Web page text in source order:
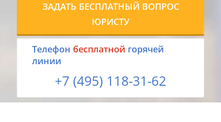
ЗАДАТЬ БЕСПЛАТНЫЙ ВОПРОС
ЮРИСТУ
Tелефон бесплатной горячей
линии
+7 (495) 118-31-62